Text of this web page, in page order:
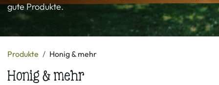
gute Produkte.
Produkte Honig & mehr
Honig & mehr